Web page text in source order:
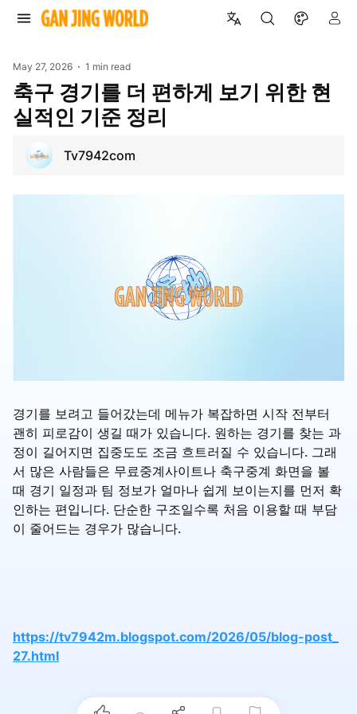
May 27, 2026 1 min read
축구 경기를 더 편하게 보기 위한 현
실적인 기준 정리
Tv7942com
경기를 보려고 들어갔는데 메뉴가 복잡하면 시작 전부터
괜히 피로감이 생길 때가 있습니다. 원하는 경기를 찾는 과
정이 길어지면 집중도도 조금 흐트러질 수 있습니다. 그래
서 많은 사람들은 무료중계사이트나 축구중계 화면을 볼
때 경기 일정과 팀 정보가 얼마나 쉽게 보이는지를 먼저 확
인하는 편입니다. 단순한 구조일수록 처음 이용할 때 부담
이 줄어드는 경우가 많습니다.
https://tv7942m.blogspot.com/2026/05/blog-post_
27.html